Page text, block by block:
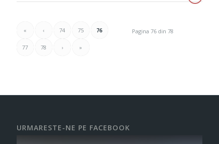
Pagina 76 din 78
« ‹ 74 75 76
77 78 › »
URMARESTE-NE PE FACEBOOK